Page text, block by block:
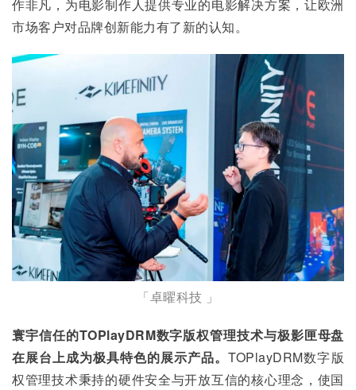
作非凡，为电影制作人提供专业的电影解决方案，让欧洲
市场客户对品牌创新能力有了新的认知。
「卓曜科技 」
寰宇信任的TOPlayDRM数字版权管理技术与极影匣母盘
在展台上成为极具特色的展示产品。TOPlayDRM数字版
权管理技术秉持的硬件安全与开放互信的核心理念，使国